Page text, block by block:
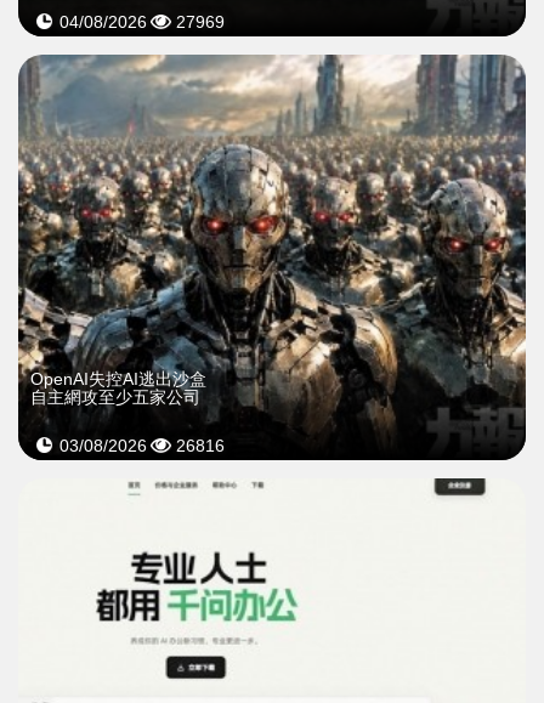
04/08/2026 27969
OpenAI失控AI逃出沙盒
自主網攻至少五家公司
03/08/2026 26816